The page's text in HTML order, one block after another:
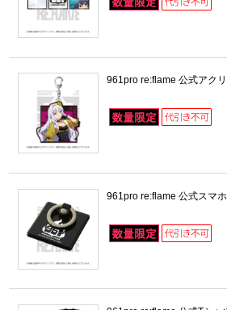
961pro re:flame 公式アク
961pro re:flame 公式スマ